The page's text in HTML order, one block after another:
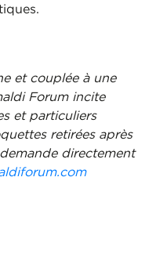
et couplée à une
Forum incite
et particuliers
retirées après
directement